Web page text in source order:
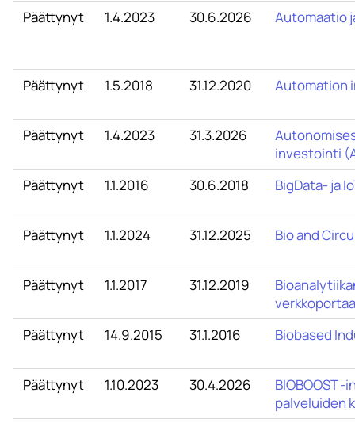
Päättynyt
1.4.2023 30.6.2026 Automaatio
Päättynyt 1.5.2018 31.12.2020 Automation
Päättynyt 1.4.2023 31.3.2026
investointi
Päättynyt
1.1.2016 30.6.2018 BigData- ja
Päättynyt 1.1.2024 31.12.2025 Bio and
Päättynyt 1.1.2017 31.12.2019
Päättynyt
14.9.2015 31.1.2016 Biobased
Päättynyt 1.10.2023 30.4.2026
BIOBOOST
palveluiden